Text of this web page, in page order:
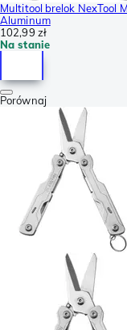
Multitool brelok NexTool
Aluminum
102,99 zł
Na stanie
Porównaj